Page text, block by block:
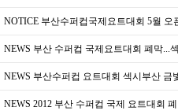
NOTICE 부산수퍼컵국제요트대회 5월 오
NEWS 부산 수퍼컵 국제요트대회 폐막...
NEWS 부산수퍼컵 요트대회 섹시부산 금
NEWS 2012 부산 수퍼컵 국제 요트대회